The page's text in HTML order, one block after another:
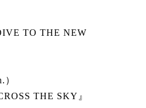
TO THE NEW
THE SKY』